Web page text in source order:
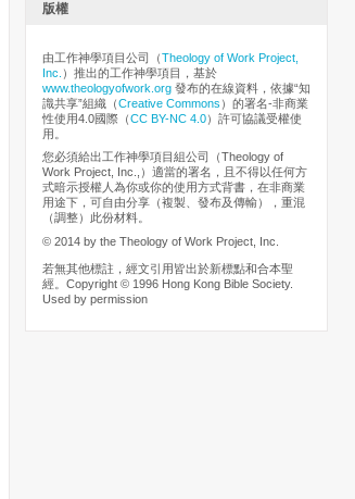
版權
由工作神學項目公司（Theology of Work Project,
Inc. ）推出的工作神學項目，基於
www.theologyofwork.org 發布的在線資料，依據“知
識共享”組織（Creative Commons ）的署名-非商業
性使用4.0國際（CC BY-NC 4.0）許可協議受權使
用。
您必須給出工作神學項目組公司（Theology of
Work Project, Inc.,）適當的署名，且不得以任何方
式暗示授權人為你或你的使用方式背書，在非商業
用途下，可自由分享（複製、發布及傳輸），重混
（調整）此份材料。
© 2014 by the Theology of Work Project, Inc.
若無其他標註，經文引用皆出於新標點和合本聖
經。Copyright © 1996 Hong Kong Bible Society.
Used by permission